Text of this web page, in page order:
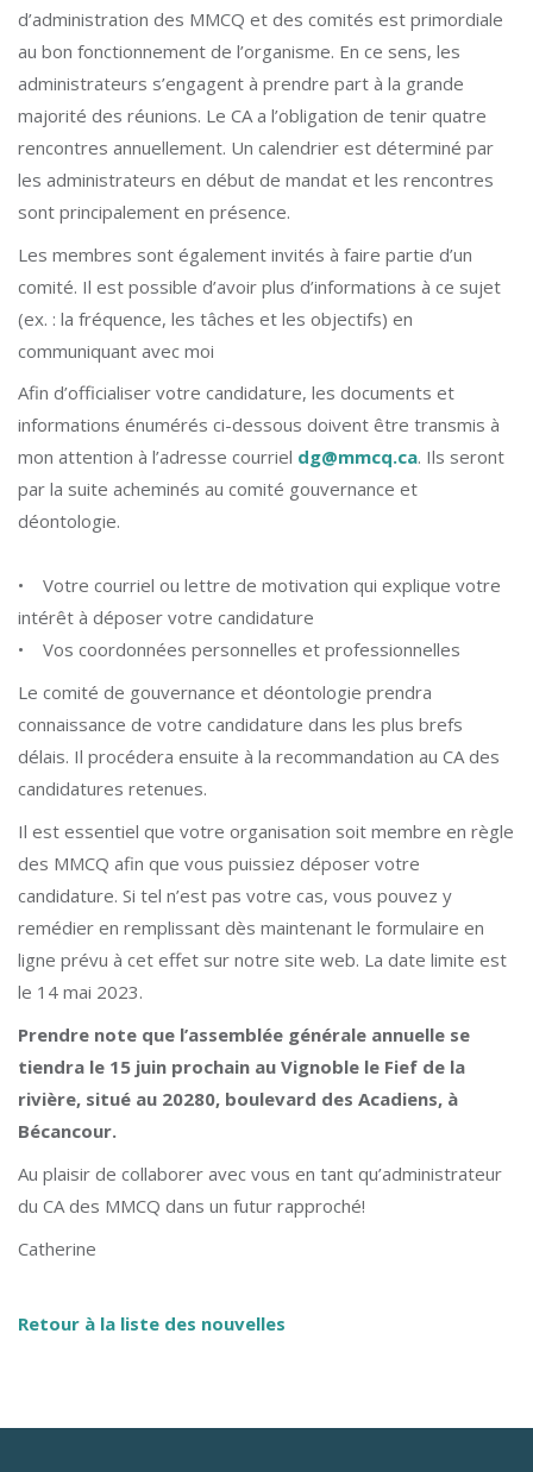
d’administration des MMCQ et des comités est primordiale
au bon fonctionnement de l’organisme. En ce sens, les
administrateurs s’engagent à prendre part à la grande
majorité des réunions. Le CA a l’obligation de tenir quatre
rencontres annuellement. Un calendrier est déterminé par
les administrateurs en début de mandat et les rencontres
sont principalement en présence.
Les membres sont également invités à faire partie d’un
comité. Il est possible d’avoir plus d’informations à ce sujet
(ex. : la fréquence, les tâches et les objectifs) en
communiquant avec moi
Afin d’officialiser votre candidature, les documents et
informations énumérés ci-dessous doivent être transmis à
mon attention à l’adresse courriel dg@mmcq.ca. Ils seront
par la suite acheminés au comité gouvernance et
déontologie.
• Votre courriel ou lettre de motivation qui explique votre
intérêt à déposer votre candidature
• Vos coordonnées personnelles et professionnelles
Le comité de gouvernance et déontologie prendra
connaissance de votre candidature dans les plus brefs
délais. Il procédera ensuite à la recommandation au CA des
candidatures retenues.
Il est essentiel que votre organisation soit membre en règle
des MMCQ afin que vous puissiez déposer votre
candidature. Si tel n’est pas votre cas, vous pouvez y
remédier en remplissant dès maintenant le formulaire en
ligne prévu à cet effet sur notre site web. La date limite est
le 14 mai 2023.
Prendre note que l’assemblée générale annuelle se
tiendra le 15 juin prochain au Vignoble le Fief de la
rivière, situé au 20280, boulevard des Acadiens, à
Bécancour.
Au plaisir de collaborer avec vous en tant qu’administrateur
du CA des MMCQ dans un futur rapproché!
Catherine
Retour à la liste des nouvelles